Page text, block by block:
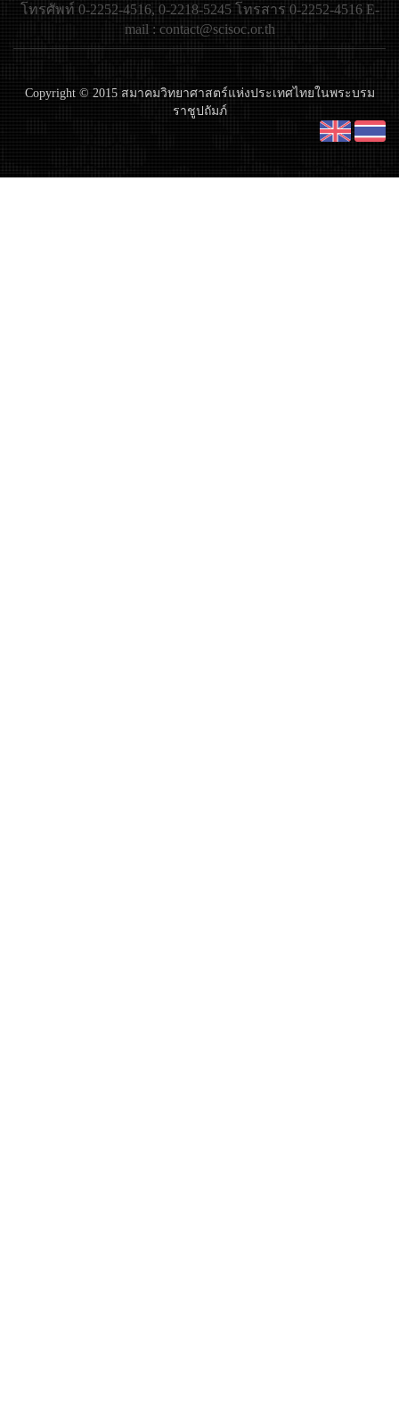
โทรศัพท์ 0-2252-4516, 0-2218-5245 โทรสาร 0-2252-4516 E-
mail : contact@scisoc.or.th
Copyright © 2015 สมาคมวิทยาศาสตร์แห่งประเทศไทยในพระบรม
ราชูปถัมภ์